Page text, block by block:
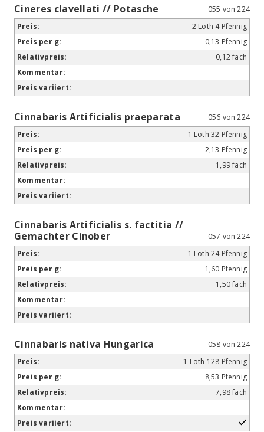
Cineres clavellati // Potasche
055 von 224
2 Loth 4 Pfennig
0,13 Pfennig
0,12 fach
Cinnabaris Artificialis praeparata
056 von 224
1 Loth 32 Pfennig
2,13 Pfennig
1,99 fach
Cinnabaris Artificialis s. factitia //
Gemachter Cinober
057 von 224
1 Loth 24 Pfennig
1,60 Pfennig
1,50 fach
Cinnabaris nativa Hungarica
058 von 224
1 Loth 128 Pfennig
8,53 Pfennig
7,98 fach